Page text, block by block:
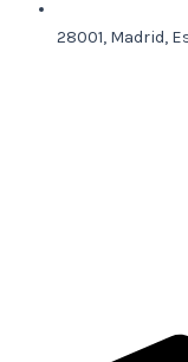
28001, Madrid,